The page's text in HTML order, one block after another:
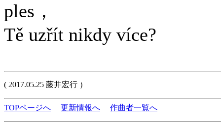
ples，
Tě uzřít nikdy více?
( 2017.05.25 藤井宏行 ）
TOPページへ 更新情報へ 作曲者一覧へ